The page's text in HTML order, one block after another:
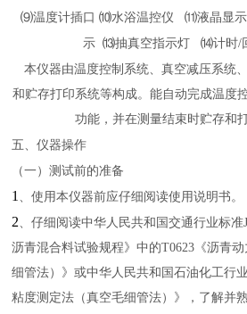
⑼温度计插口 ⑽水浴温控仪 ⑾液晶显
示⒀抽真空指示灯⒁计时/
本仪器由温度控制系统、真空减压系统
和贮存打印系统等构成。能自动完成温度
功能，并在测量结束时贮存和
五、仪器操作
（一）测试前的准备
1 、使用本仪器前应仔细阅读使用说明书。
2、仔细阅读中华人民共和国交通行业标准
沥青混合料试验规程》中的T0623 《沥青
细管法）》或中华人民共和国石油化工行
粘度测定法（真空毛细管法）》，了解并